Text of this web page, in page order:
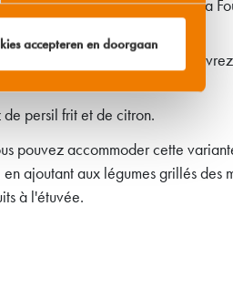
accepteren en doorgaan
Croquettes aux crevettes Mora
sur une assiette le toast grillé,
de persil frit et de citron.
pouvez accommoder cette
ajoutant aux légumes grillés des
à l'étuvée.